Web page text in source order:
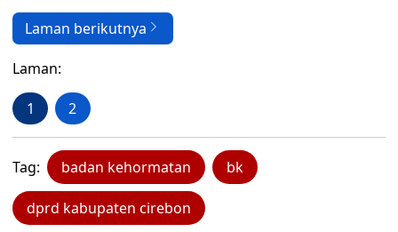
Laman berikutnya
Laman:
1 2
Tag: badan kehormatan bk
dprd kabupaten cirebon